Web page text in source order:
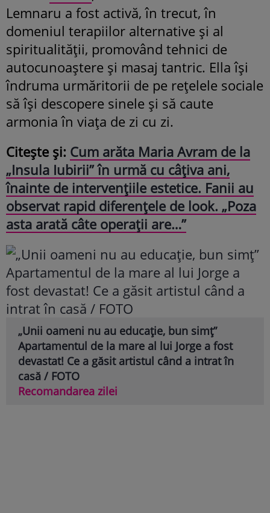
Lemnaru a fost activă, în trecut, în
domeniul terapiilor alternative și al
spiritualității, promovând tehnici de
autocunoaștere și masaj tantric. Ella își
îndruma urmăritorii de pe rețelele sociale
să își descopere sinele și să caute
armonia în viața de zi cu zi.
Citește și: Cum arăta Maria Avram de la
„Insula Iubirii” în urmă cu câțiva ani,
înainte de intervențiile estetice. Fanii au
observat rapid diferențele de look. „Poza
asta arată câte operații are…”
„Unii oameni nu au educație, bun simț”
Apartamentul de la mare al lui Jorge a fost
devastat! Ce a găsit artistul când a intrat în
casă / FOTO
Recomandarea zilei